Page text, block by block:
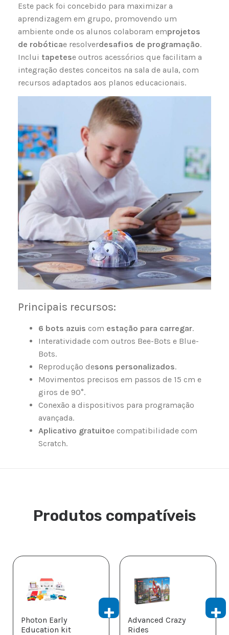
Este pack foi concebido para maximizar a
aprendizagem em grupo, promovendo um
ambiente onde os alunos colaboram emprojetos
de robóticae resolverdesafios de programação.
Inclui tapetese outros acessórios que facilitam a
integração destes conceitos na sala de aula, com
recursos adaptados aos planos educacionais.
Principais recursos:
6 bots azuis com estação para carregar.
Interatividade com outros Bee-Bots e Blue-
Bots.
Reprodução desons personalizados.
Movimentos precisos em passos de 15 cm e
giros de 90°.
Conexão a dispositivos para programação
avançada.
Aplicativo gratuitoe compatibilidade com
Scratch.
Produtos compatíveis
Photon Early
Education kit
Advanced Crazy
Rides